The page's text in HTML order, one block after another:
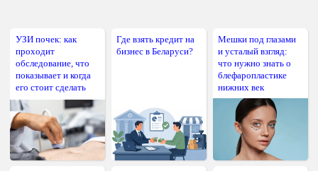
УЗИ почек: как
проходит
обследование, что
показывает и когда
его стоит сделать
Где взять кредит на
бизнес в Беларуси?
Мешки под глазами
и усталый взгляд:
что нужно знать о
блефаропластике
нижних век